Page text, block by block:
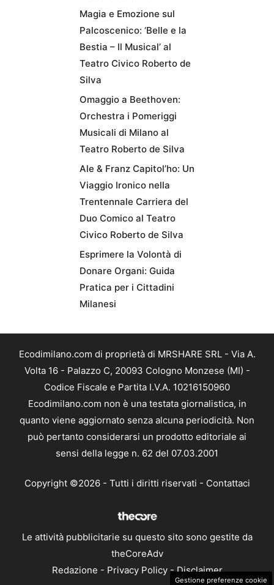
Magia e Emozione sul
Palcoscenico: ‘Belle e la
Bestia – Il Musical’ al
Teatro Civico Roberto de
Silva
Omaggio a Beethoven:
Orchestra i Pomeriggi
Musicali di Milano al
Teatro Roberto de Silva
Ale & Franz Capitol’ho: Un
Viaggio Ironico nella
Trentennale Carriera del
Duo Comico al Teatro
Civico Roberto de Silva
Esprimere la Volontà di
Donare Organi: Guida
Pratica per i Cittadini
Milanesi
Ecodimilano.com di proprietà di MRSHARE SRL - Via A.
Volta 16 - Palazzo C, 20093 Cologno Monzese (MI) -
Codice Fiscale e Partita I.V.A. 10216150960
Ecodimilano.com non è una testata giornalistica, in
quanto viene aggiornato senza alcuna periodicità. Non
può pertanto considerarsi un prodotto editoriale ai
sensi della legge n. 62 del 07.03.2001
Copyright ©2026 - Tutti i diritti riservati - Contattaci
Le attività pubblicitarie su questo sito sono gestite da
theCoreAdv
Redazione - Privacy Policy-Disclaimer
Gestione preferenze cookie